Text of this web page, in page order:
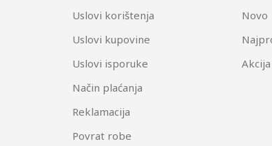
Uslovi korištenja
Uslovi kupovine
Uslovi isporuke
Način plaćanja
Reklamacija
Povrat robe
Novo
Akcija